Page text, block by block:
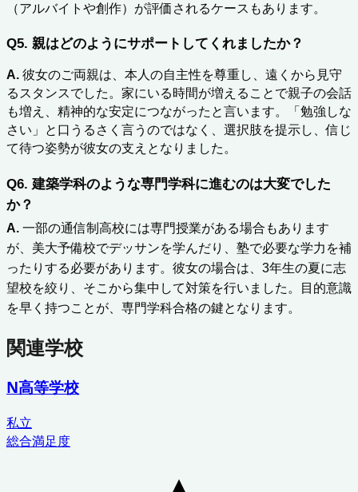
（アルバイトや創作）が評価されるケースもあります。
Q5. 親はどのようにサポートしてくれましたか？
A. 彼女のご両親は、本人の自主性を尊重し、遠くから見守
るスタンスでした。家にいる時間が増えることで親子の会話
も増え、精神的な安定につながったと言います。「勉強しな
さい」と口うるさく言うのではなく、選択肢を提示し、信じ
て待つ姿勢が彼女の支えとなりました。
Q6. 建築学科のような専門学科に進むのは大変でした
か？
A. 一部の通信制高校には専門授業がある場合もあります
が、美大予備校でデッサンを学んだり、塾で必要な学力を補
ったりする必要があります。彼女の場合は、3年生の夏に志
望校を絞り、そこから集中して対策を行いました。目的意識
を早く持つことが、専門学科合格の鍵となります。
関連学校
N高等学校
私立
総合満足度